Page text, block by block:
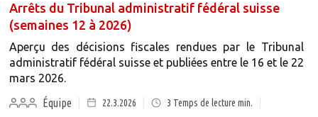
Arrêts du Tribunal administratif fédéral suisse
(semaines 12 à 2026)
Aperçu des décisions fiscales rendues par le Tribunal
administratif fédéral suisse et publiées entre le 16 et le 22
mars 2026.
Équipe
22.3.2026 3 Temps de lecture min.